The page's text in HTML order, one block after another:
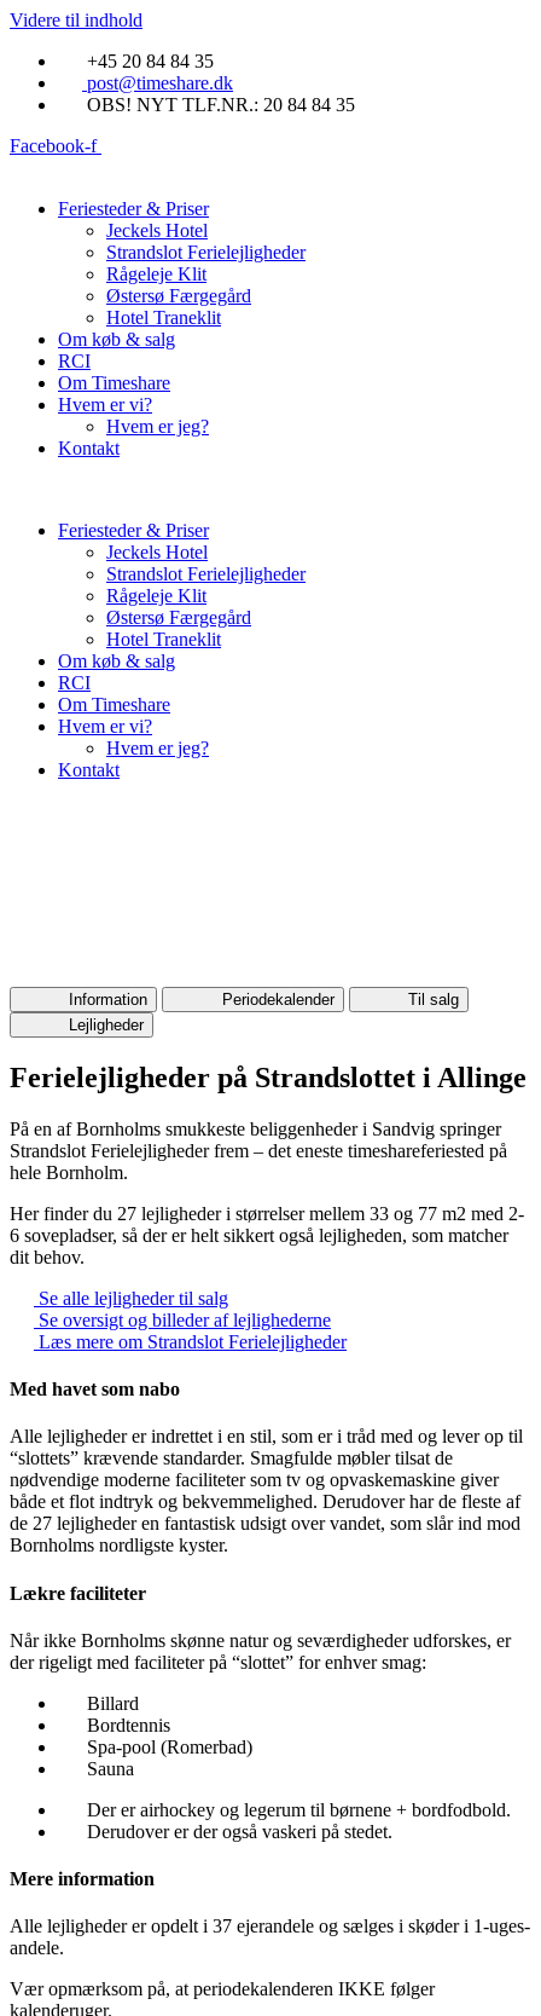
Videre til indhold
+45 20 84 84 35
post@timeshare.dk
OBS! NYT TLF.NR.: 20 84 84 35
Facebook-f
Feriesteder & Priser
Jeckels Hotel
Strandslot Ferielejligheder
Rågeleje Klit
Østersø Færgegård
Hotel Traneklit
Om køb & salg
RCI
Om Timeshare
Hvem er vi?
Hvem er jeg?
Kontakt
Feriesteder & Priser
Jeckels Hotel
Strandslot Ferielejligheder
Rågeleje Klit
Østersø Færgegård
Hotel Traneklit
Om køb & salg
RCI
Om Timeshare
Hvem er vi?
Hvem er jeg?
Kontakt
Information Periodekalender
Til salg
Lejligheder
Ferielejligheder på Strandslottet i Allinge
På en af Bornholms smukkeste beliggenheder i Sandvig springer
Strandslot Ferielejligheder frem – det eneste timeshareferiested på
hele Bornholm.
Her finder du 27 lejligheder i størrelser mellem 33 og 77 m2 med 2-
6 sovepladser, så der er helt sikkert også lejligheden, som matcher
dit behov.
Se alle lejligheder til salg
Se oversigt og billeder af lejlighederne
Læs mere om Strandslot Ferielejligheder
Med havet som nabo
Alle lejligheder er indrettet i en stil, som er i tråd med og lever op til
“slottets” krævende standarder. Smagfulde møbler tilsat de
nødvendige moderne faciliteter som tv og opvaskemaskine giver
både et flot indtryk og bekvemmelighed. Derudover har de fleste af
de 27 lejligheder en fantastisk udsigt over vandet, som slår ind mod
Bornholms nordligste kyster.
Lækre faciliteter
Når ikke Bornholms skønne natur og seværdigheder udforskes, er
der rigeligt med faciliteter på “slottet” for enhver smag:
Billard
Bordtennis
Spa-pool (Romerbad)
Sauna
Der er airhockey og legerum til børnene + bordfodbold.
Derudover er der også vaskeri på stedet.
Mere information
Alle lejligheder er opdelt i 37 ejerandele og sælges i skøder i 1-uges-
andele.
Vær opmærksom på, at periodekalenderen IKKE følger
kalenderuger.